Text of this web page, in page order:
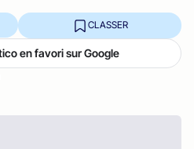
CLASSER
en favori sur Google